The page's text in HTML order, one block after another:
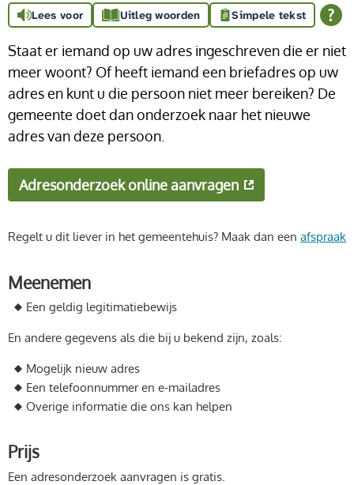
Lees voor Uitleg woorden Simpele tekst
Staat er iemand op uw adres ingeschreven die er niet
meer woont? Of heeft iemand een briefadres op uw
adres en kunt u die persoon niet meer bereiken? De
gemeente doet dan onderzoek naar het nieuwe
adres van deze persoon.
Adresonderzoek online aanvragen
Regelt u dit liever in het gemeentehuis? Maak dan een afspraak
Meenemen
Een geldig legitimatiebewijs
En andere gegevens als die bij u bekend zijn, zoals:
Mogelijk nieuw adres
Een telefoonnummer en e-mailadres
Overige informatie die ons kan helpen
Prijs
Een adresonderzoek aanvragen is gratis.